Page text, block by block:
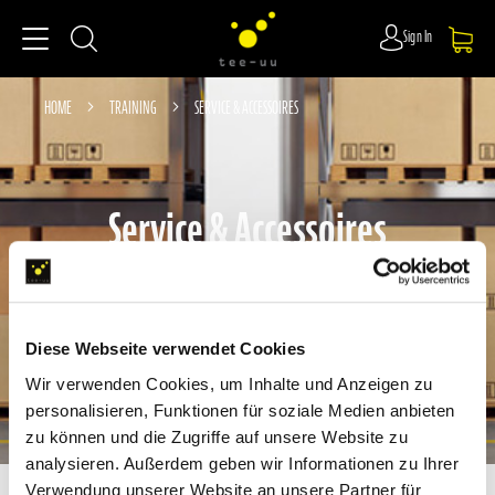
Diese Webseite verwendet Cookies
Wir verwenden Cookies, um Inhalte und Anzeigen zu
personalisieren, Funktionen für soziale Medien anbieten
zu können und die Zugriffe auf unsere Website zu
analysieren. Außerdem geben wir Informationen zu Ihrer
Verwendung unserer Website an unsere Partner für
Sign In
HOME TRAINING SERVICE & ACCESSOIRES
Service & Accessoires